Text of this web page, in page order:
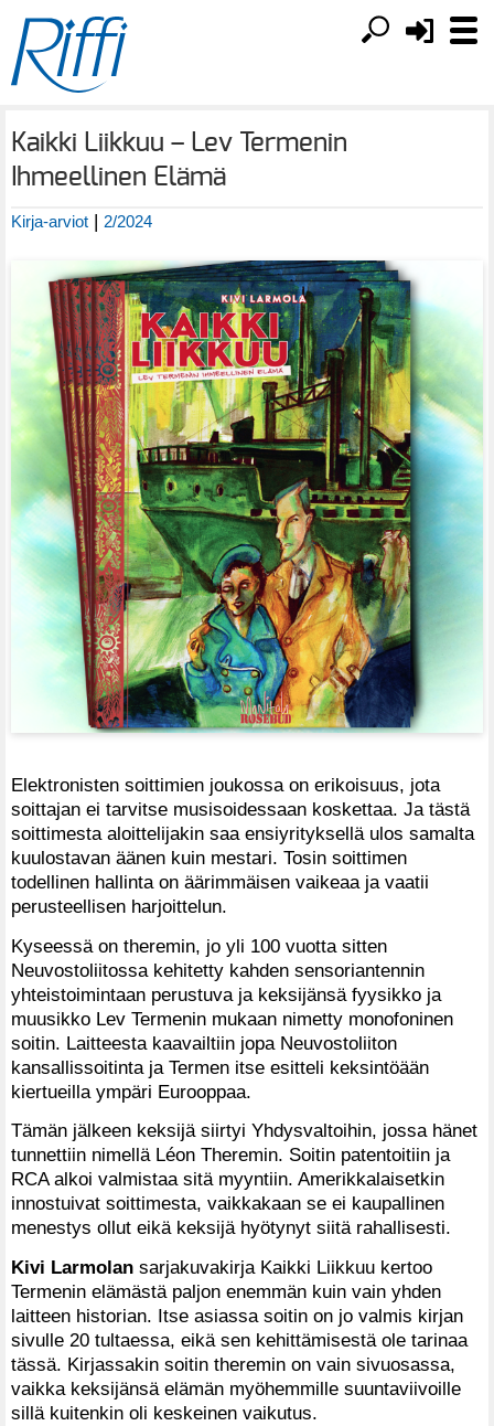
Kaikki Liikkuu – Lev Termenin
Ihmeellinen Elämä
Kirja-arviot | 2/2024
Elektronisten soittimien joukossa on erikoisuus, jota
soittajan ei tarvitse musisoidessaan koskettaa. Ja tästä
soittimesta aloittelijakin saa ensiyrityksellä ulos samalta
kuulostavan äänen kuin mestari. Tosin soittimen
todellinen hallinta on äärimmäisen vaikeaa ja vaatii
perusteellisen harjoittelun.
Kyseessä on theremin, jo yli 100 vuotta sitten
Neuvostoliitossa kehitetty kahden sensoriantennin
yhteistoimintaan perustuva ja keksijänsä fyysikko ja
muusikko Lev Termenin mukaan nimetty monofoninen
soitin. Laitteesta kaavailtiin jopa Neuvostoliiton
kansallissoitinta ja Termen itse esitteli keksintöään
kiertueilla ympäri Eurooppaa.
Tämän jälkeen keksijä siirtyi Yhdysvaltoihin, jossa hänet
tunnettiin nimellä Léon Theremin. Soitin patentoitiin ja
RCA alkoi valmistaa sitä myyntiin. Amerikkalaisetkin
innostuivat soittimesta, vaikkakaan se ei kaupallinen
menestys ollut eikä keksijä hyötynyt siitä rahallisesti.
Kivi Larmolan sarjakuvakirja Kaikki Liikkuu kertoo
Termenin elämästä paljon enemmän kuin vain yhden
laitteen historian. Itse asiassa soitin on jo valmis kirjan
sivulle 20 tultaessa, eikä sen kehittämisestä ole tarinaa
tässä. Kirjassakin soitin theremin on vain sivuosassa,
vaikka keksijänsä elämän myöhemmille suuntaviivoille
sillä kuitenkin oli keskeinen vaikutus.